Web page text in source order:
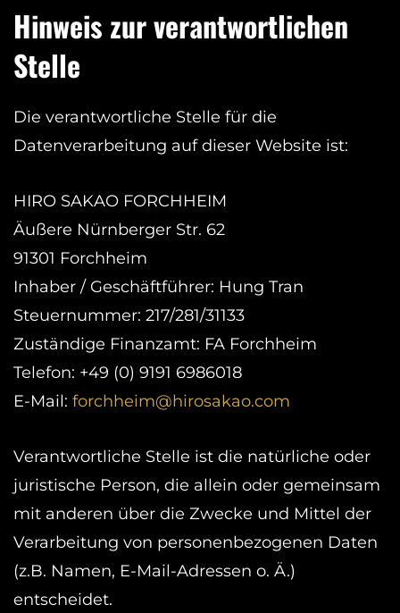
Hinweis zur verantwortlichen
Stelle
Die verantwortliche Stelle für die
Datenverarbeitung auf dieser Website ist:
HIRO SAKAO FORCHHEIM
Äußere Nürnberger Str. 62
91301 Forchheim
Inhaber / Geschäftführer: Hung Tran
Steuernummer: 217/281/31133
Zuständige Finanzamt: FA Forchheim
Telefon: +49 (0) 9191 6986018
E-Mail: forchheim@hirosakao.com
Verantwortliche Stelle ist die natürliche oder
juristische Person, die allein oder gemeinsam
mit anderen über die Zwecke und Mittel der
Verarbeitung von personenbezogenen Daten
(z.B. Namen, E-Mail-Adressen o. Ä.)
entscheidet.